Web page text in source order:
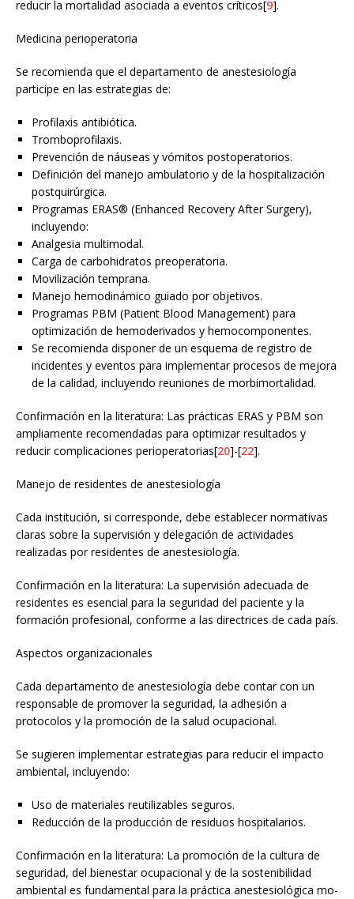
reducir la mortalidad asociada a eventos críticos[9].
Medicina perioperatoria
Se recomienda que el departamento de anestesiología
participe en las estrategias de:
Profilaxis antibiótica.
Tromboprofilaxis.
Prevención de náuseas y vómitos postoperatorios.
Definición del manejo ambulatorio y de la hospitalización
postquirúrgica.
Programas ERAS® (Enhanced Recovery After Surgery),
incluyendo:
Analgesia multimodal.
Carga de carbohidratos preoperatoria.
Movilización temprana.
Manejo hemodinámico guiado por objetivos.
Programas PBM (Patient Blood Management) para
optimización de hemoderivados y hemocomponentes.
Se recomienda disponer de un esquema de registro de
incidentes y eventos para implementar procesos de mejora
de la calidad, incluyendo reuniones de morbimortalidad.
Confirmación en la literatura: Las prácticas ERAS y PBM son
ampliamente recomendadas para optimizar resultados y
reducir complicaciones perioperatorias[20]-[22].
Manejo de residentes de anestesiología
Cada institución, si corresponde, debe establecer normativas
claras sobre la supervisión y delegación de actividades
realizadas por residentes de anestesiología.
Confirmación en la literatura: La supervisión adecuada de
residentes es esencial para la seguridad del paciente y la
formación profesional, conforme a las directrices de cada país.
Aspectos organizacionales
Cada departamento de anestesiología debe contar con un
responsable de promover la seguridad, la adhesión a
protocolos y la promoción de la salud ocupacional.
Se sugieren implementar estrategias para reducir el impacto
ambiental, incluyendo:
Uso de materiales reutilizables seguros.
Reducción de la producción de residuos hospitalarios.
Confirmación en la literatura: La promoción de la cultura de
seguridad, del bienestar ocupacional y de la sostenibilidad
ambiental es fundamental para la práctica anestesiológica mo-